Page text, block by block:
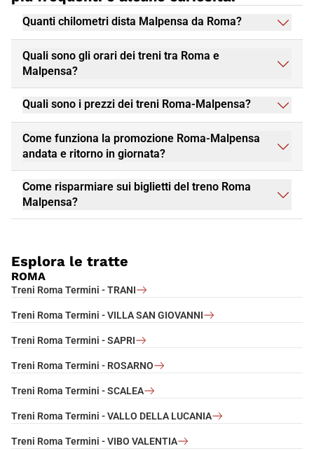
Quanti chilometri dista Malpensa da Roma?
Quali sono gli orari dei treni tra Roma e
Malpensa?
Quali sono i prezzi dei treni Roma-Malpensa?
Come funziona la promozione Roma-Malpensa
andata e ritorno in giornata?
Come risparmiare sui biglietti del treno Roma
Malpensa?
Esplora le tratte
ROMA
Treni Roma Termini - TRANI
Treni Roma Termini - VILLA SAN GIOVANNI
Treni Roma Termini - SAPRI
Treni Roma Termini - ROSARNO
Treni Roma Termini - SCALEA
Treni Roma Termini - VALLO DELLA LUCANIA
Treni Roma Termini - VIBO VALENTIA